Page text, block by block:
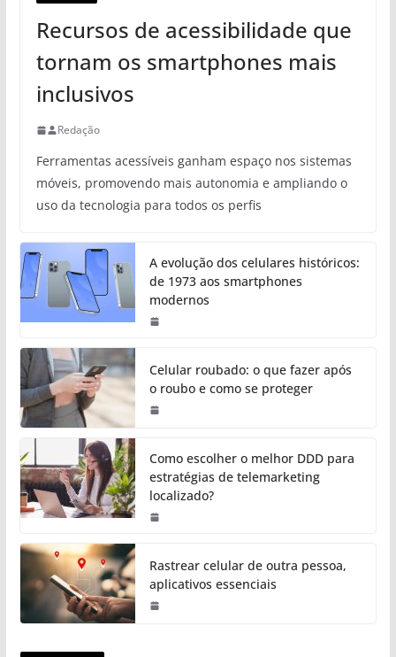
Recursos de acessibilidade que
tornam os smartphones mais
inclusivos
Redação
Ferramentas acessíveis ganham espaço nos sistemas
móveis, promovendo mais autonomia e ampliando o
uso da tecnologia para todos os perfis
A evolução dos celulares históricos:
de 1973 aos smartphones
modernos
Celular roubado: o que fazer após
o roubo e como se proteger
Como escolher o melhor DDD para
estratégias de telemarketing
localizado?
Rastrear celular de outra pessoa,
aplicativos essenciais